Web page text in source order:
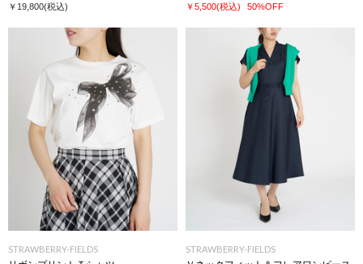
￥19,800(税込) ￥5,500(税込) 50%OFF
STRAWBERRY-FIELDS STRAWBERRY-FIELDS